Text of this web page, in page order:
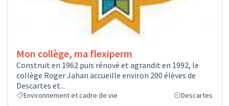
Mon collège, ma flexiperm
Construit en 1962 puis rénové et agrandit en 1992, le
collège Roger Jahan accueille environ 200 élèves de
Descartes et...
Environnement et cadre de vie Descartes